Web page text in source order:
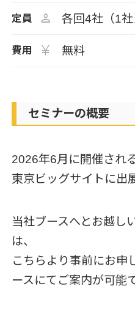
定員 person 各回4社（1社
費用 currency_yen 無料
セミナーの概要
2026年6月に開催され
東京ビッグサイトに出
当社ブースへとお越し
は、
こちらより事前にお申
ースにてご案内が可能